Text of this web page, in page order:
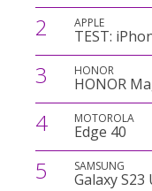
2 APPLE
TEST:
3 HONOR
HONOR
4 MOTOROLA
Edge 40
5 SAMSUNG
Galaxy S23